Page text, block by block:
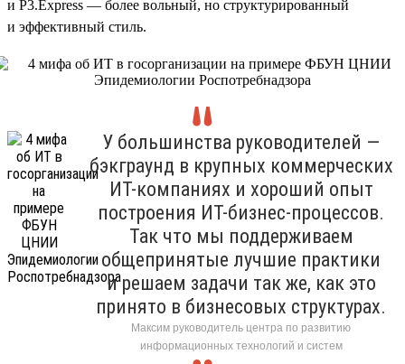
и P3.Express — более вольный, но структурированный
и эффективный стиль.
У большинства руководителей —
бэкграунд в крупных коммерческих
ИТ-компаниях и хороший опыт
построения ИТ-бизнес-процессов.
Так что мы поддерживаем
общепринятые лучшие практики
и решаем задачи так же, как это
принято в бизнесовых структурах.
Максим руководитель центра по развитию
информационных технологий и систем